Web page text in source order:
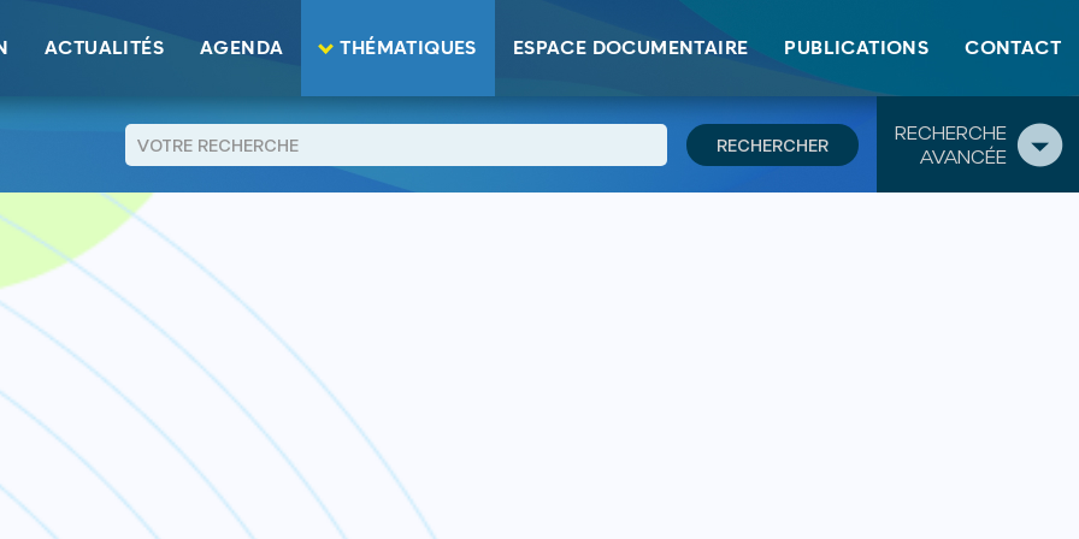
ACTUALITÉS AGENDA THÉMATIQUES ESPACE DOCUMENTAIRE PUBLICATIONS CONTACT
RECHERCHE
AVANCÉE
vie